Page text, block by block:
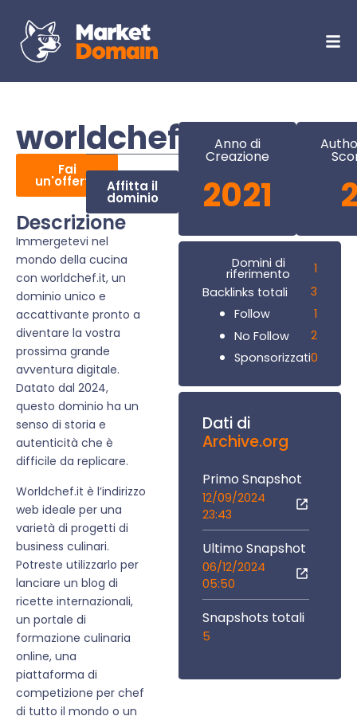
worldchef.it
Fai
un'offerta Affitta il
dominio
Descrizione
Immergetevi nel
mondo della cucina
con worldchef.it, un
dominio unico e
accattivante pronto a
diventare la vostra
prossima grande
avventura digitale.
Datato dal 2024,
questo dominio ha un
senso di storia e
autenticità che è
difficile da replicare.
Worldchef.it è l’indirizzo
web ideale per una
varietà di progetti di
business culinari.
Potreste utilizzarlo per
lanciare un blog di
ricette internazionali,
un portale di
formazione culinaria
online, una
piattaforma di
competizione per chef
di tutto il mondo o un
Anno di
Creazione
2021
Domini di
riferimento
1
Backlinks totali
3
Follow
1
No Follow
2
Sponsorizzati0
Dati di
Archive.org
Primo Snapshot
12/09/2024
23:43
Ultimo Snapshot
06/12/2024
05:50
Snapshots totali
5